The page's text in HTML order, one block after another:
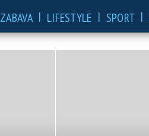
ZABAVA | LIFESTYLE | SPORT |